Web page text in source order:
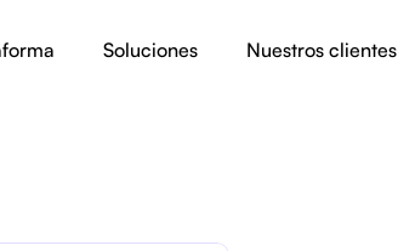
Soluciones Nuestros clientes